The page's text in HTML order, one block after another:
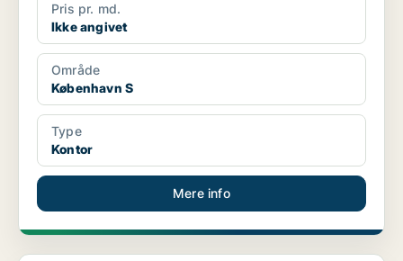
Pris pr. md.
Ikke angivet
Område
København S
Type
Kontor
Mere info